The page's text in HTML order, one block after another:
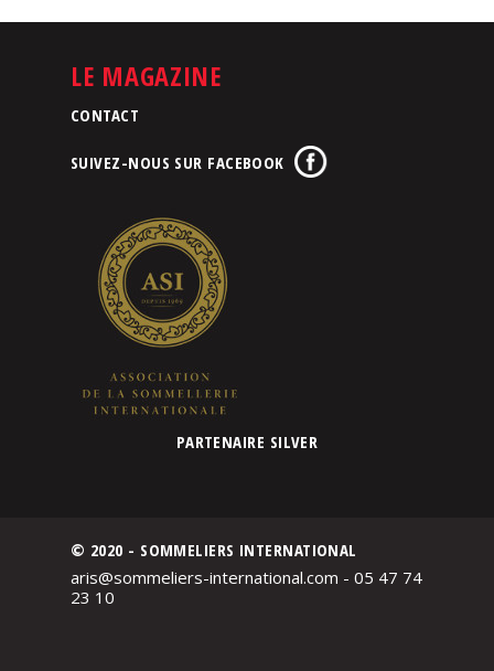
LE MAGAZINE
CONTACT
SUIVEZ-NOUS SUR FACEBOOK
PARTENAIRE SILVER
© 2020 - SOMMELIERS INTERNATIONAL
aris@sommeliers-international.com - 05 47 74
23 10